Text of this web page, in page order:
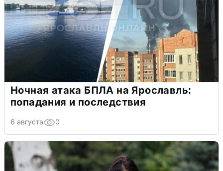
Ночная атака БПЛА на Ярославль:
попадания и последствия
6 августа 0